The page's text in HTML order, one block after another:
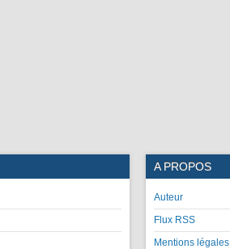
A PROPOS
Auteur
Flux RSS
Mentions légales